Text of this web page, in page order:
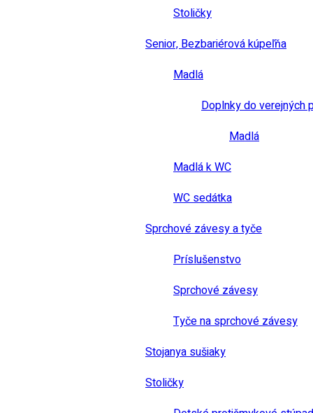
Stoličky
Senior, Bezbariérová kúpeľňa
Madlá
Doplnky do verejných
Madlá
Madlá k WC
WC sedátka
Sprchové závesy a tyče
Príslušenstvo
Sprchové závesy
Tyče na sprchové závesy
Stojanya sušiaky
Stoličky